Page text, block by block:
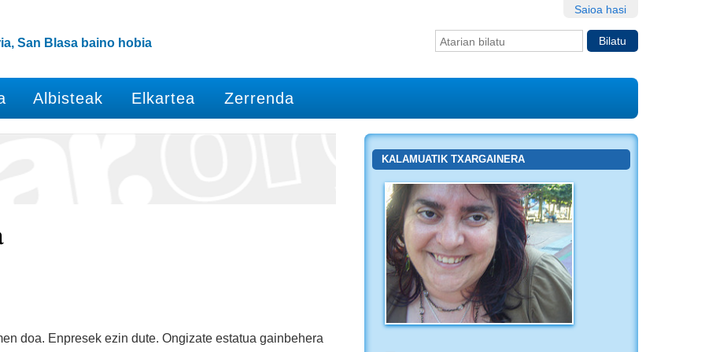
Saioa hasi
Bilatu atarian
San Blasa baino hobia
Albisteak Elkartea Zerrenda
doa. Enpresek ezin dute. Ongizate estatua gainbehera
KALAMUATIK TXARGAINERA